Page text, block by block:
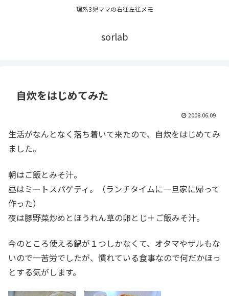
理系3児ママの右往左往メモ
sorlab
自炊をはじめてみた
2008.06.09
生活がなんとなく落ち着いて来たので、自炊をはじめてみ
ました。
朝はご飯とみそ汁。
昼はミートスパゲティ。（ランチタイムに一旦家に帰って
作った）
夜は豚野菜炒めとほうれん草の卵とじ＋ご飯みそ汁。
今のところ使える鍋が１つしかなくて、オタマやザルもな
いので一苦労でしたが、慣れている食事なので何だかほっ
とする気がします。